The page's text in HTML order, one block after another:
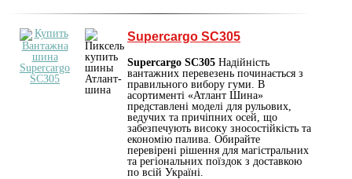
Supercargo SC305
Supercargo SC305 Надійність
вантажних перевезень починається з
правильного вибору гуми. В
асортименті «Атлант Шина»
представлені моделі для рульових,
ведучих та причіпних осей, що
забезпечують високу зносостійкість та
економію палива. Обирайте
перевірені рішення для магістральних
та регіональних поїздок з доставкою
по всій Україні.